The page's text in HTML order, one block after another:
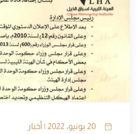
20 يونيو، 2022 | أخبار